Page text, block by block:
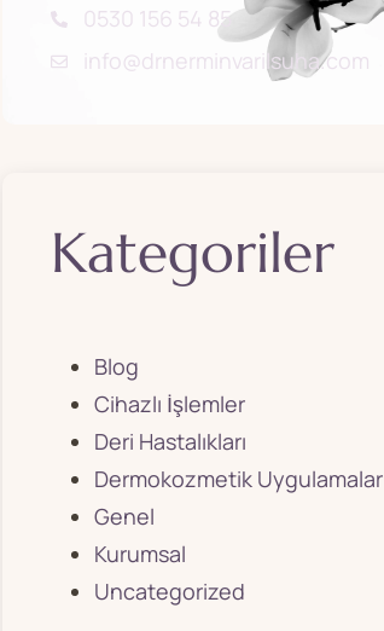
0530 156 54 85
info@drnerminvarilsuha.com
Kategoriler
Blog
Cihazlı İşlemler
Deri Hastalıkları
Dermokozmetik Uygulamalar
Genel
Kurumsal
Uncategorized